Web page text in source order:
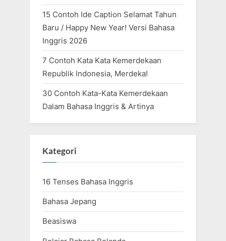
15 Contoh Ide Caption Selamat Tahun
Baru / Happy New Year! Versi Bahasa
Inggris 2026
7 Contoh Kata Kata Kemerdekaan
Republik Indonesia, Merdeka!
30 Contoh Kata-Kata Kemerdekaan
Dalam Bahasa Inggris & Artinya
Kategori
16 Tenses Bahasa Inggris
Bahasa Jepang
Beasiswa